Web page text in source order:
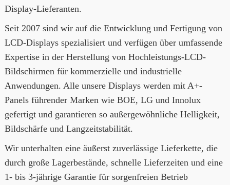
Display-Lieferanten.
Seit 2007 sind wir auf die Entwicklung und Fertigung von
LCD-Displays spezialisiert und verfügen über umfassende
Expertise in der Herstellung von Hochleistungs-LCD-
Bildschirmen für kommerzielle und industrielle
Anwendungen. Alle unsere Displays werden mit A+-
Panels führender Marken wie BOE, LG und Innolux
gefertigt und garantieren so außergewöhnliche Helligkeit,
Bildschärfe und Langzeitstabilität.
Wir unterhalten eine äußerst zuverlässige Lieferkette, die
durch große Lagerbestände, schnelle Lieferzeiten und eine
1- bis 3-jährige Garantie für sorgenfreien Betrieb